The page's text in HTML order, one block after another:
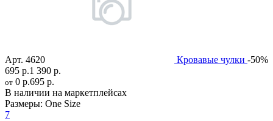
Арт. 4620 Кровавые чулки -50%
695 р.1 390 р.
от 0 р.695 р.
В наличии на маркетплейсах
Размеры: One Size
7